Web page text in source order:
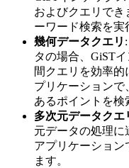
およびクエリでき
ーワード検索を実
幾何データクエリ
タの場合、GiST
間クエリを効率
プリケーション
あるポイントを検
多次元データクエ
元データの処理に
アプリケーション
ます。